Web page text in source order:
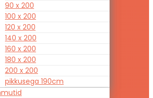
90 x 200
100 x 200
120 x 200
140 x 200
160 x 200
180 x 200
200 x 200
pikkusega 190cm